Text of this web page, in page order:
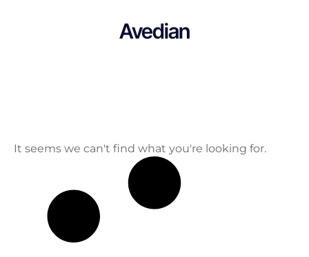
Avedian
It seems we can't find what you're looking for.